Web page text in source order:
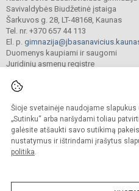
Šioje svetainėje naudojame
„Sutinku“ arba naršydami toliau
galėsite atšaukti savo sutikimą
nustatymus ir ištrindami įrašytus
politika.
Savivaldybės Biudžetinė įstaiga
Šarkuvos g. 28, LT-48168, Kaunas
Tel. nr. +370 657 44 113
El. p.
Duomenys kaupiami ir saugomi
Juridinių asmenų registre
© 2018. Kauno Jono Basanavičiaus
Kopijuoti turinį be raštiško
Versija neįgaliesiems